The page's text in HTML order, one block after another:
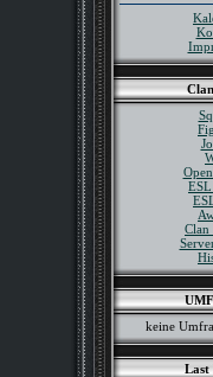
Clan
keine
Last